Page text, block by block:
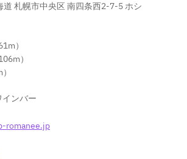
道 札幌市中央区 南四条西2-7-5 ホシ
）
）
インバー
romanee.jp